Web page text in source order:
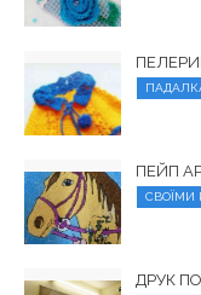
ПЕЙП
СВОЇМИ
ДРУК